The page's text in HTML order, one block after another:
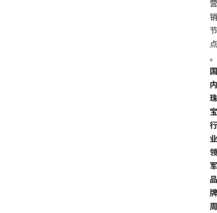
营
销
节
点
。
国
内
珠
宝
行
业
领
军
品
牌
周